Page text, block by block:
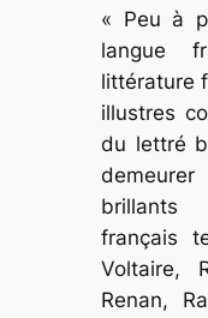
« Peu à
langue
littérature
illustres
du lettré
demeurer
brillants
français
Voltaire,
Renan,